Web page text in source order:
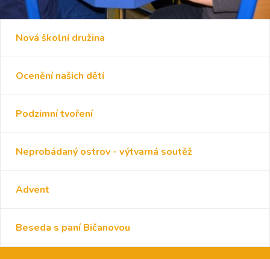
Nová školní družina
Ocenění našich dětí
Podzimní tvoření
Neprobádaný ostrov - výtvarná soutěž
Advent
Beseda s paní Bičanovou